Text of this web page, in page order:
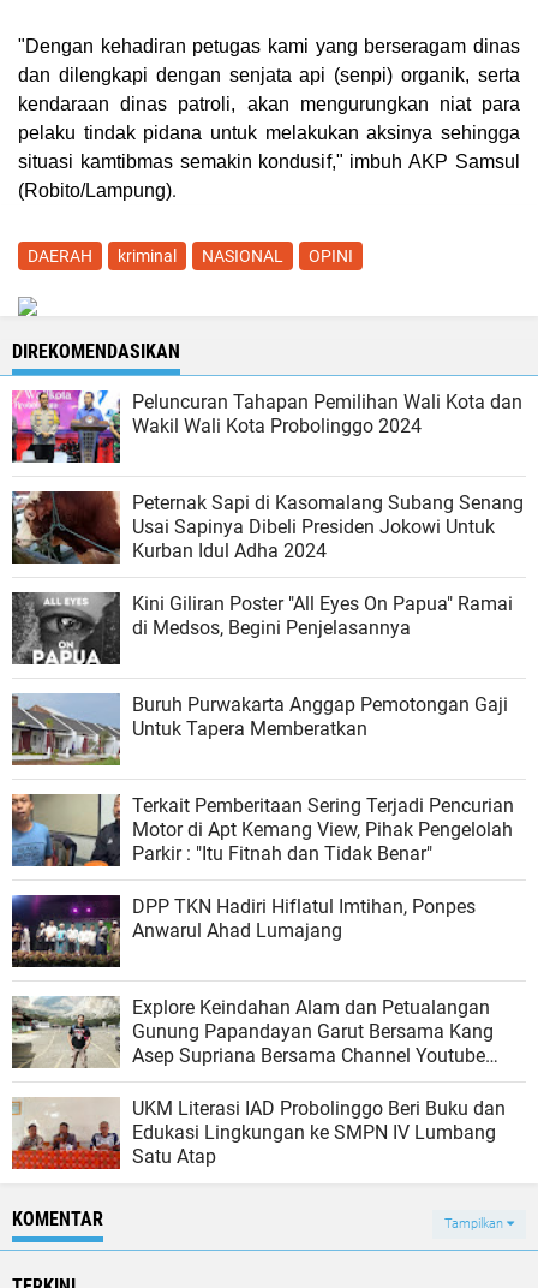
"Dengan kehadiran petugas kami yang berseragam dinas
dan dilengkapi dengan senjata api (senpi) organik, serta
kendaraan dinas patroli, akan mengurungkan niat para
pelaku tindak pidana untuk melakukan aksinya sehingga
situasi kamtibmas semakin kondusif," imbuh AKP Samsul
(Robito/Lampung).
DAERAH kriminal NASIONAL OPINI
DIREKOMENDASIKAN
Peluncuran Tahapan Pemilihan Wali Kota dan
Wakil Wali Kota Probolinggo 2024
Peternak Sapi di Kasomalang Subang Senang
Usai Sapinya Dibeli Presiden Jokowi Untuk
Kurban Idul Adha 2024
Kini Giliran Poster "All Eyes On Papua" Ramai
di Medsos, Begini Penjelasannya
Buruh Purwakarta Anggap Pemotongan Gaji
Untuk Tapera Memberatkan
Terkait Pemberitaan Sering Terjadi Pencurian
Motor di Apt Kemang View, Pihak Pengelolah
Parkir : "Itu Fitnah dan Tidak Benar"
DPP TKN Hadiri Hiflatul Imtihan, Ponpes
Anwarul Ahad Lumajang
Explore Keindahan Alam dan Petualangan
Gunung Papandayan Garut Bersama Kang
Asep Supriana Bersama Channel Youtube
AESEN Cr
UKM Literasi IAD Probolinggo Beri Buku dan
Edukasi Lingkungan ke SMPN IV Lumbang
Satu Atap
KOMENTAR Tampilkan